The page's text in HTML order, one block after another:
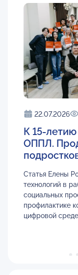
22.07.2026
К 15-
ОППЛ.
Статья Елены
технологий в
социальных
профилактике
цифровой среде